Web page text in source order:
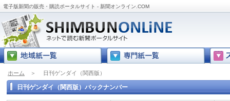
電子版新聞の販売・購読ポータルサイト - 新聞オンライン.COM
ホーム ＞ 日刊ゲンダイ（関西版）
日刊ゲンダイ（関西版）バックナンバー